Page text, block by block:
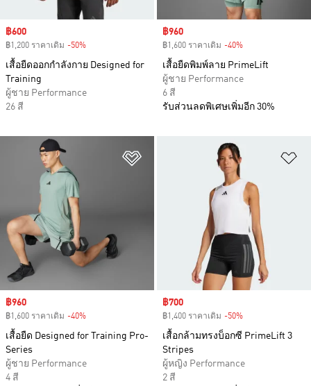
Sale price
฿600
฿1,200 ราคาเดิม -50%
เสื้อยืดออกกำลังกาย Designed for
Training
ผู้ชาย Performance
26 สี
Sale price
฿960
฿1,600 ราคาเดิม -40%
เสื้อยืดพิมพ์ลาย PrimeLift
ผู้ชาย Performance
6 สี
รับส่วนลดพิเศษเพิ่มอีก 30%
เพิ่มไปยังรายการสินค้าโปรด
Sale price
฿960
฿1,600 ราคาเดิม -40%
เสื้อยืด Designed for Training Pro-
Series
ผู้ชาย Performance
4 สี
Sale price
฿700
฿1,400 ราคาเดิม -50%
เสื้อกล้ามทรงบ็อกซี PrimeLift 3
Stripes
ผู้หญิง Performance
2 สี